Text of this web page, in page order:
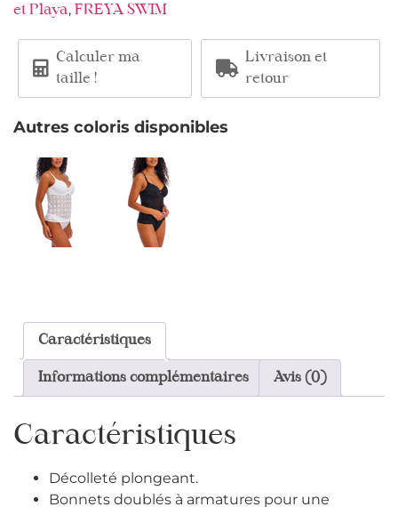
et Playa, FREYA SWIM
Calculer ma
taille !
Livraison et
retour
Autres coloris disponibles
Caractéristiques
Informations complémentaires Avis (0)
Caractéristiques
Décolleté plongeant.
Bonnets doublés à armatures pour une